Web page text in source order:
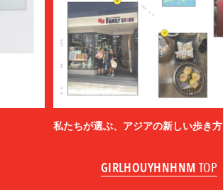
私たちが選ぶ、アジアの新しい歩き方
GIRLHOUYHNHNM TOP